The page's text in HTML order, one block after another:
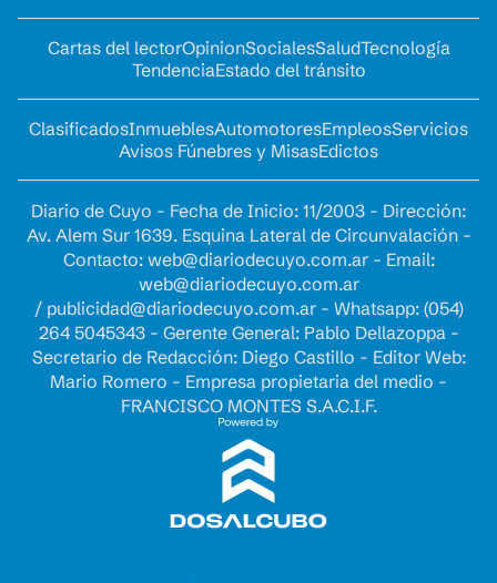
Cartas del lectorOpinionSocialesSaludTecnología
TendenciaEstado del tránsito
ClasificadosInmueblesAutomotoresEmpleosServicios
Avisos Fúnebres y MisasEdictos
Diario de Cuyo - Fecha de Inicio: 11/2003 - Dirección:
Av. Alem Sur 1639. Esquina Lateral de Circunvalación -
Contacto: web@diariodecuyo.com.ar- Email:
web@diariodecuyo.com.ar
/ publicidad@diariodecuyo.com.ar- Whatsapp: (054)
264 5045343 - Gerente General: Pablo Dellazoppa -
Secretario de Redacción: Diego Castillo - Editor Web:
Mario Romero - Empresa propietaria del medio -
FRANCISCO MONTES S.A.C.I.F.